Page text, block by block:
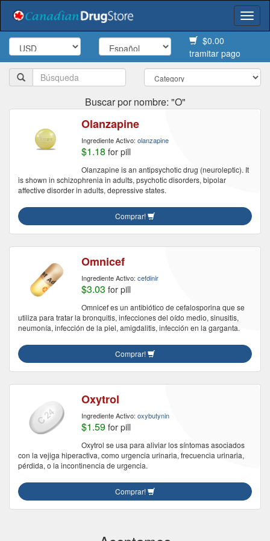
$0.00
tramitar pago
Buscar por nombre: "O"
Olanzapine
Ingrediente Activo: olanzapine
$1.18 for pill
Olanzapine is an antipsychotic drug (neuroleptic). It
is shown in schizophrenia in adults, psychotic disorders, bipolar
affective disorder in adults, depressive states.
Comprar!
Omnicef
Ingrediente Activo: cefdinir
$3.03 for pill
Omnicef ​​es un antibiótico de cefalosporina que se
utiliza para tratar la bronquitis, infecciones del oído medio, sinusitis,
neumonía, infección de la piel, amigdalitis, infección en la garganta.
Comprar!
Oxytrol
Ingrediente Activo: oxybutynin
$1.59 for pill
Oxytrol se usa para aliviar los síntomas asociados
con la vejiga hiperactiva, como urgencia urinaria, frecuencia urinaria,
pérdida, o la incontinencia de urgencia.
Comprar!